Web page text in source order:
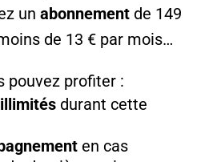
un abonnementde 149
de 13 € par mois…
pouvez profiter :
illimitésdurant cette
en cas